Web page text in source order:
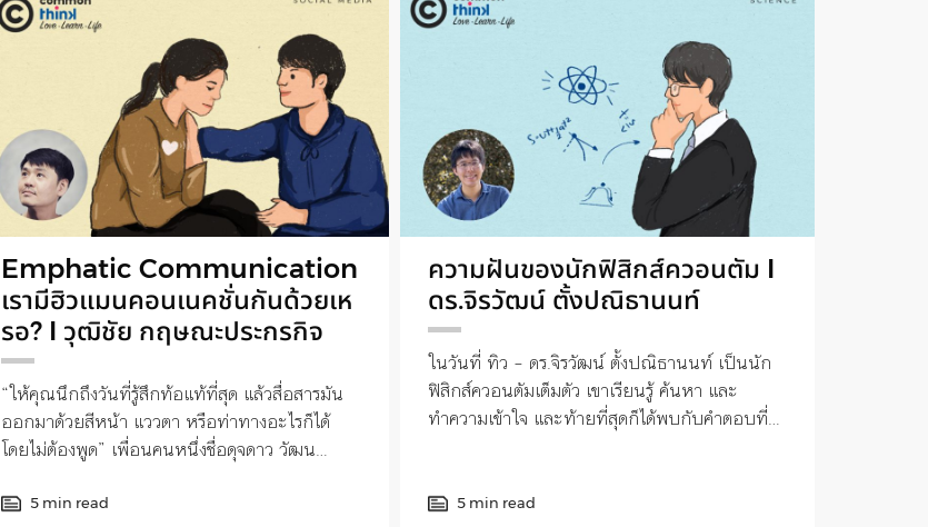
Emphatic Communication
เรามีฮิวแมนคอนเนคชั่นกันด้วยเห
รอ? I วุฒิชัย กฤษณะประกรกิจ
“ให้คุณนึกถึงวันที่รู้สึกท้อแท้ที่สุด แล้วสื่อสารมัน
ออกมาด้วยสีหน้า แววตา หรือท่าทางอะไรก็ได้
โดยไม่ต้องพูด” เพื่อนคนหนึ่งชื่อดุจดาว วัฒน
Communication
5 min read
ความฝันของนักฟิสิกส์ควอนตัม I
ดร.จิรวัฒน์ ตั้งปณิธานนท์
ในวันที่ ทิว – ดร.จิรวัฒน์ ตั้งปณิธานนท์ เป็นนัก
ฟิสิกส์ควอนตัมเต็มตัว เขาเรียนรู้ ค้นหา และ
ทำความเข้าใจ และท้ายที่สุดก็ได้พบกับคำตอบที่
5 min read